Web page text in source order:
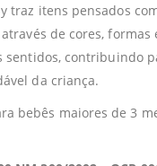
traz itens pensados
de cores, formas
sentidos, contribuindo
da criança.
bebês maiores de 3